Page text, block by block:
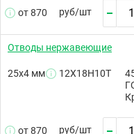
от 870 руб/шт
Отводы нержавеющие
25х4 мм 12Х18Н10Т
от 870 руб/шт